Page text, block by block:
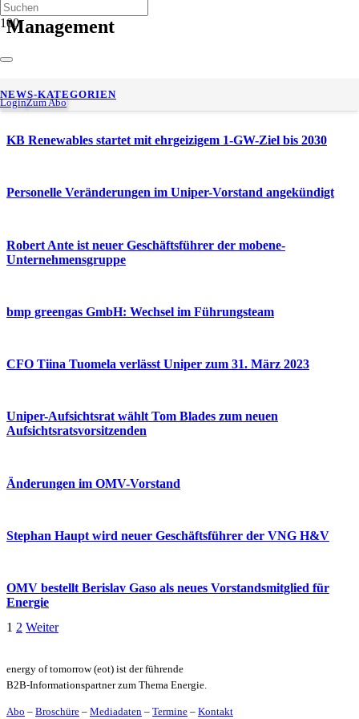
LoginZum Abo
NEWS-KATEGORIEN
Management
BearingPoint überzeugt beim Best of Consulting Award 2025
KB Renewables startet mit ehrgeizigem 1-GW-Ziel bis 2030
Personelle Veränderungen im Uniper-Vorstand angekündigt
Robert Ante ist neuer Geschäftsführer der mobene-
Unternehmensgruppe
bmp greengas GmbH: Wechsel im Führungsteam
CFO Tiina Tuomela verlässt Uniper zum 31. März 2023
Uniper-Aufsichtsrat wählt Tom Blades zum neuen
Aufsichtsratsvorsitzenden
Änderungen im OMV-Vorstand
Stephan Haupt wird neuer Geschäftsführer der VNG H&V
OMV bestellt Berislav Gaso als neues Vorstandsmitglied für
Energie
1 2 Weiter
energy of tomorrow (eot) ist der führende
B2B-Informationspartner zum Thema Energie.
Abo – Broschüre – Mediadaten – Termine – Kontakt